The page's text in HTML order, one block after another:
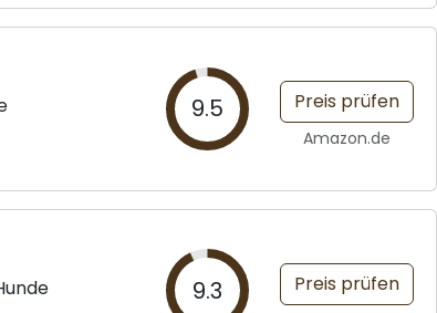
9.5 Preis prüfen
Amazon.de
9.3 Preis prüfen